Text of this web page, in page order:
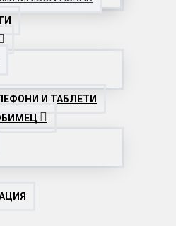
И ТАБЛЕТИ